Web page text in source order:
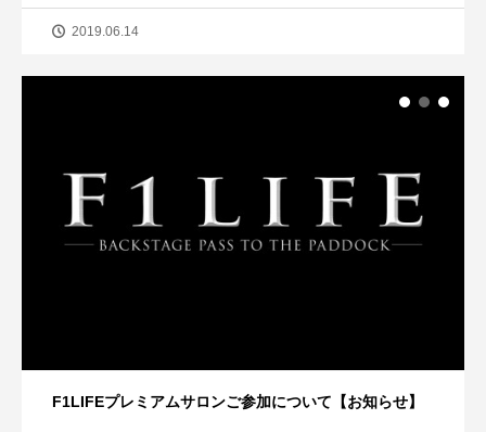
2019.06.14
F1LIFEプレミアムサロンご参加について【お知らせ】